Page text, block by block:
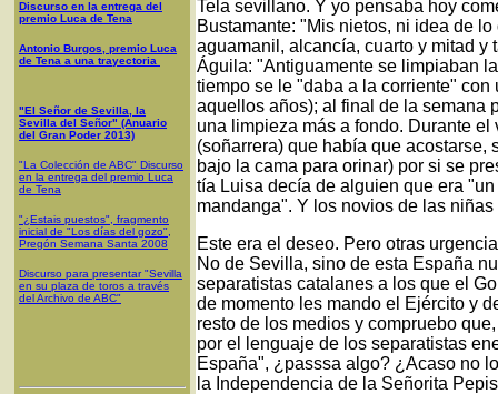
Discurso en la entrega del
premio Luca de Tena
Antonio Burgos, premio Luca
de Tena a una trayectoria
"El Señor de Sevilla, la
Sevilla del Señor" (Anuario
del Gran Poder 2013)
"La Colección de ABC" Discurso
en la entrega del premio Luca
de Tena
"¿Estais puestos", fragmento
inicial de "Los días del gozo",
Pregón Semana Santa 2008
Discurso para presentar "Sevilla
en su plaza de toros a través
del Archivo de ABC"
Tela sevillano. Y yo pensaba hoy
Bustamante: "Mis nietos, ni idea de
aguamanil, alcancía, cuarto y mitad y
Águila: "Antiguamente se limpiaban
tiempo se le "daba a la corriente"
aquellos años); al final de la semana
una limpieza más a fondo. Durante
(soñarrera) que había que
bajo la cama para orinar) por si se
tía Luisa decía de alguien que era
mandanga". Y los novios de las
Este era el deseo. Pero otras
No de Sevilla, sino de esta España
separatistas catalanes a los que el
de momento les mando el Ejército y
resto de los medios y compruebo
por el lenguaje de los separatistas
España", ¿passsa algo? ¿Acaso no
la Independencia de la Señorita